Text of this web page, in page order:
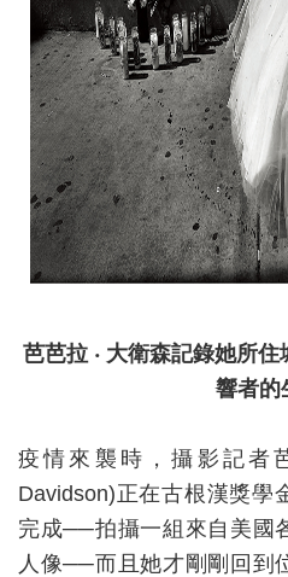
芭芭拉 ‧ 大衛森記錄她所
響者的
疫情來襲時，攝影記者
Davidson)正在古根漢獎學
完成──拍攝一組來自美國
人像──而且她才剛剛回到